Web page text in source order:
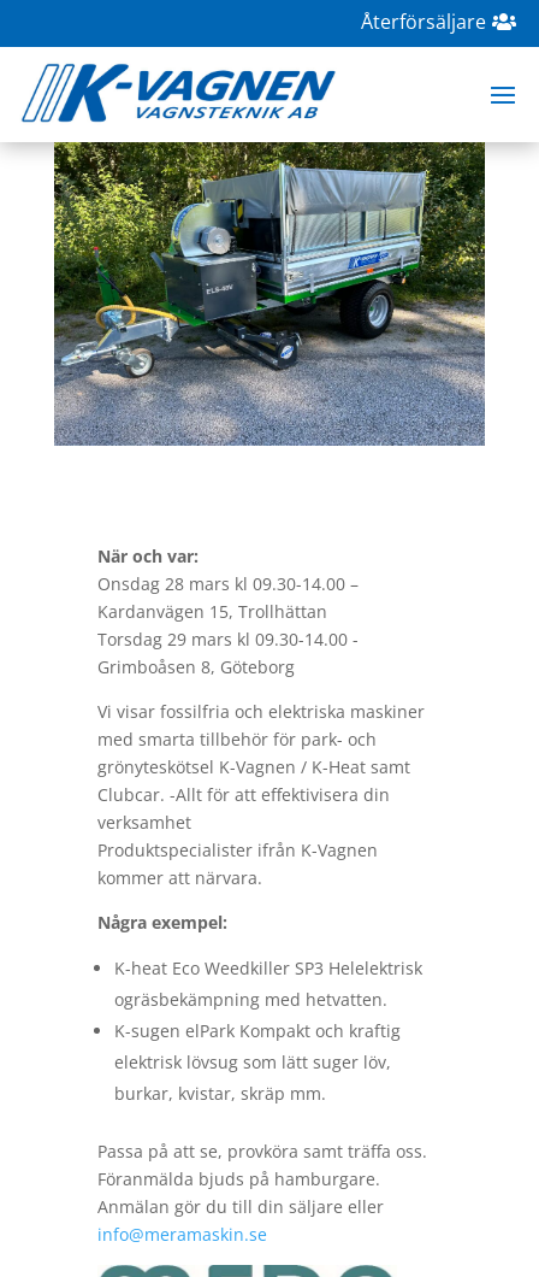
Återförsäljare
Maskinvisning 28-29 februari
feb 16, 2024|Mässor,Maskinutställning
När och var:
Onsdag 28 mars kl 09.30-14.00 –
Kardanvägen 15, Trollhättan
Torsdag 29 mars kl 09.30-14.00 -
Grimboåsen 8, Göteborg
Vi visar fossilfria och elektriska maskiner
med smarta tillbehör för park- och
grönyteskötsel K-Vagnen / K-Heat samt
Clubcar. -Allt för att effektivisera din
verksamhet
Produktspecialister ifrån K-Vagnen
kommer att närvara.
Några exempel:
K-heat Eco Weedkiller SP3 Helelektrisk
ogräsbekämpning med hetvatten.
K-sugen elPark Kompakt och kraftig
elektrisk lövsug som lätt suger löv,
burkar, kvistar, skräp mm.
Passa på att se, provköra samt träffa oss.
Föranmälda bjuds på hamburgare.
Anmälan gör du till din säljare eller
info@meramaskin.se